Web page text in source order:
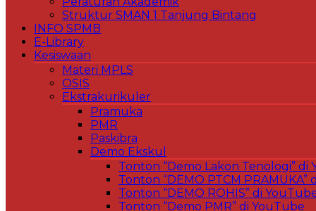
Struktur SMAN 1 Tanjung Bintang
INFO SPMB
E-Library
Kesiswaan
Materi MPLS
OSIS
Ekstrakurikuler
Pramuka
PMR
Paskibra
Demo Ekskul
Tonton “Demo Lakon Tenologi” di
Tonton “DEMO PTCM PRAMUKA”
Tonton “DEMO ROHIS” di
Tonton “Demo PMR” di YouTube